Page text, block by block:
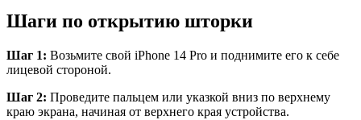
Шаги по открытию шторки
Шаг 1: Возьмите свой iPhone 14 Pro и поднимите его к себе
лицевой стороной.
Шаг 2: Проведите пальцем или указкой вниз по верхнему
краю экрана, начиная от верхнего края устройства.